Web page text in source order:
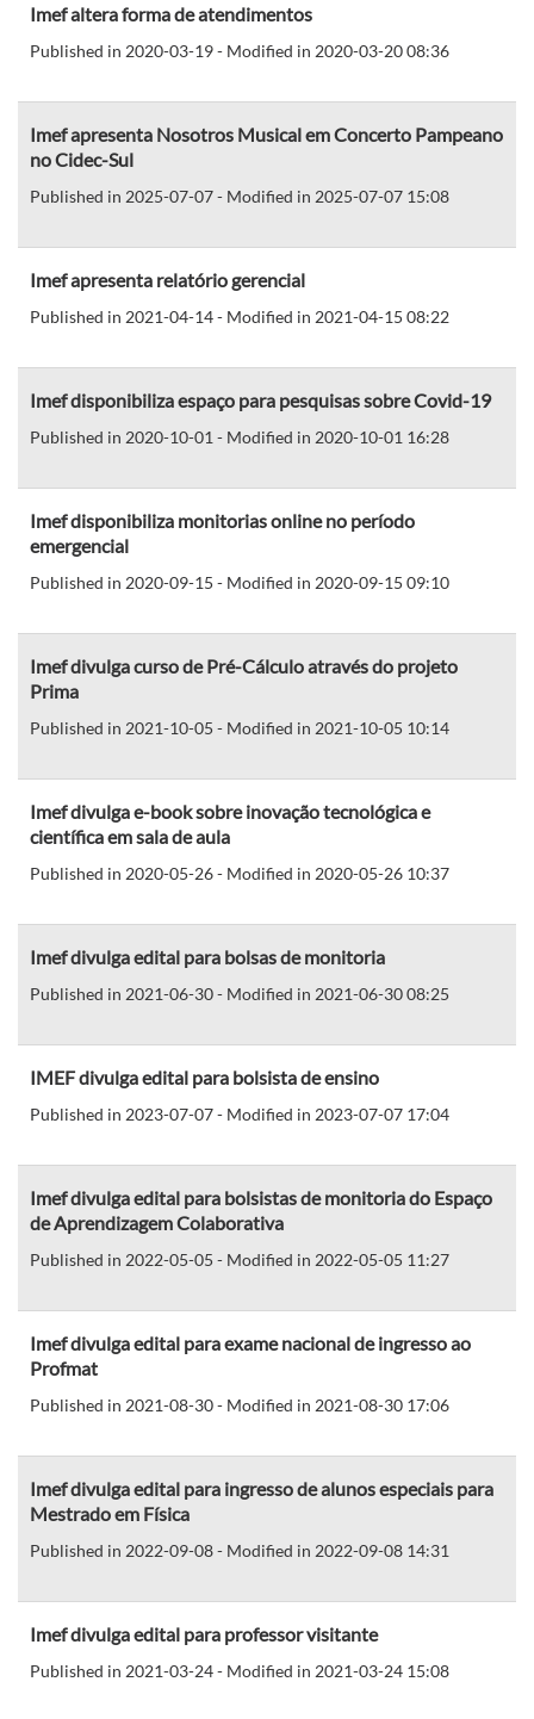
Imef altera forma de atendimentos
Published in 2020-03-19 - Modified in 2020-03-20 08:36
Imef apresenta Nosotros Musical em Concerto Pampeano
no Cidec-Sul
Published in 2025-07-07 - Modified in 2025-07-07 15:08
Imef apresenta relatório gerencial
Published in 2021-04-14 - Modified in 2021-04-15 08:22
Imef disponibiliza espaço para pesquisas sobre Covid-19
Published in 2020-10-01 - Modified in 2020-10-01 16:28
Imef disponibiliza monitorias online no período
emergencial
Published in 2020-09-15 - Modified in 2020-09-15 09:10
Imef divulga curso de Pré-Cálculo através do projeto
Prima
Published in 2021-10-05 - Modified in 2021-10-05 10:14
Imef divulga e-book sobre inovação tecnológica e
científica em sala de aula
Published in 2020-05-26 - Modified in 2020-05-26 10:37
Imef divulga edital para bolsas de monitoria
Published in 2021-06-30 - Modified in 2021-06-30 08:25
IMEF divulga edital para bolsista de ensino
Published in 2023-07-07 - Modified in 2023-07-07 17:04
Imef divulga edital para bolsistas de monitoria do Espaço
de Aprendizagem Colaborativa
Published in 2022-05-05 - Modified in 2022-05-05 11:27
Imef divulga edital para exame nacional de ingresso ao
Profmat
Published in 2021-08-30 - Modified in 2021-08-30 17:06
Imef divulga edital para ingresso de alunos especiais para
Mestrado em Física
Published in 2022-09-08 - Modified in 2022-09-08 14:31
Imef divulga edital para professor visitante
Published in 2021-03-24 - Modified in 2021-03-24 15:08